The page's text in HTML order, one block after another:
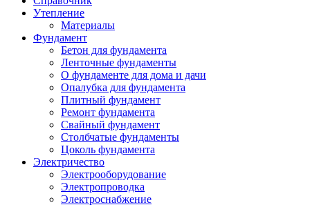
Утепление
Материалы
Фундамент
Бетон для фундамента
Ленточные фундаменты
О фундаменте для дома и дачи
Опалубка для фундамента
Плитный фундамент
Ремонт фундамента
Свайный фундамент
Столбчатые фундаменты
Цоколь фундамента
Электричество
Электрооборудование
Электропроводка
Электроснабжение